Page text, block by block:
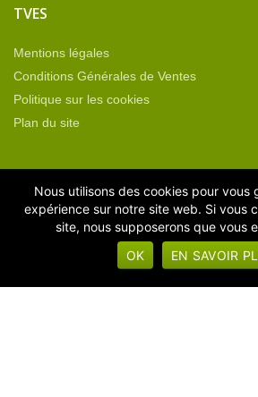
TVES
Mentions légales
Conditions Générales de Ventes
Politique sur les cookies
Plan du site
CATÉGORIES DE PRODUITS
Equipement neuf
Machines d'occasion
Nous utilisons des cookies pour vous
expérience sur notre site web. Si vous
site, nous supposerons que vous
OK
EN SAVOIR